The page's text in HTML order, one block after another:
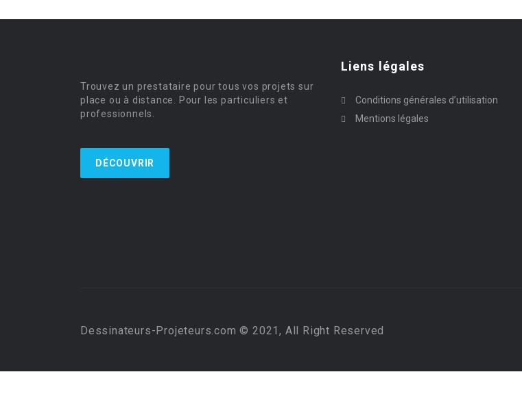
Trouvez un prestataire pour tous vos projets sur
place ou à distance. Pour les particuliers et
professionnels.
DÉCOUVRIR
Liens légales
Conditions générales d’utilisation
Mentions légales
Dessinateurs-Projeteurs.com © 2021, All Right Reserved